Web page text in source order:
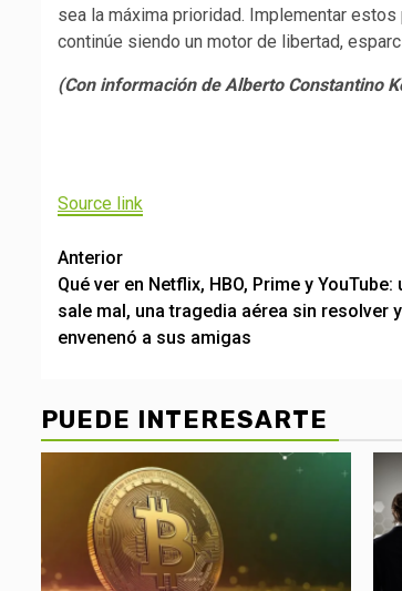
sea la máxima prioridad. Implementar
continúe siendo un motor de libertad,
(Con información de Alberto Constantino
entradas
Source link
Post
navigation
Anterior
Qué ver en Netflix, HBO, Prime y
sale mal, una tragedia aérea sin resolver
envenenó a sus amigas
PUEDE INTERESARTE